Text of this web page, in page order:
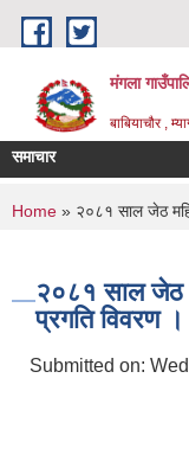
Skip to main content
मंगला
बाबियाचौर ,
समाचार
You are
Home » २०८१ साल जेठ
२०८१ साल जेठ
प्रगति विवरण ।
Submitted on: